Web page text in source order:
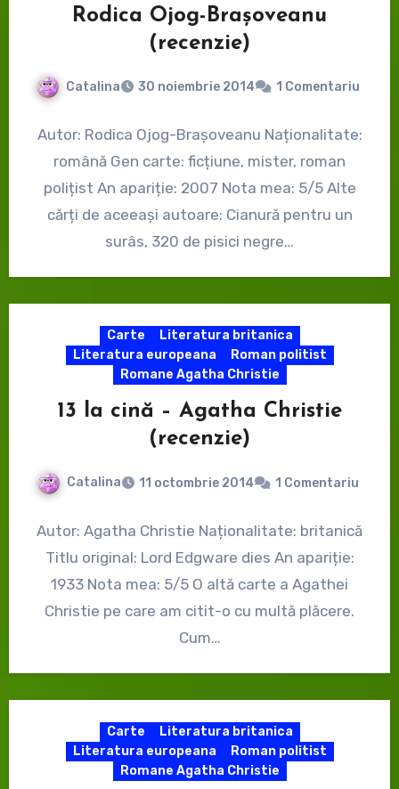
Rodica Ojog-Brașoveanu
(recenzie)
Catalina 30 noiembrie 2014 1 Comentariu
Autor: Rodica Ojog-Brașoveanu Naționalitate:
română Gen carte: ficțiune, mister, roman
polițist An apariție: 2007 Nota mea: 5/5 Alte
cărți de aceeași autoare: Cianură pentru un
surâs, 320 de pisici negre…
Carte
Literatura britanica
Literatura europeana
Roman politist
Romane Agatha Christie
13 la cină – Agatha Christie
(recenzie)
Catalina 11 octombrie 2014 1 Comentariu
Autor: Agatha Christie Naționalitate: britanică
Titlu original: Lord Edgware dies An apariție:
1933 Nota mea: 5/5 O altă carte a Agathei
Christie pe care am citit-o cu multă plăcere.
Cum…
Carte
Literatura britanica
Literatura europeana
Roman politist
Romane Agatha Christie